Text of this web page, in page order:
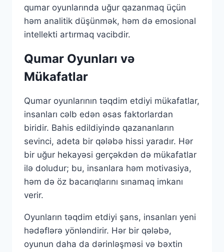
qumar oyunlarında uğur qazanmaq üçün
həm analitik düşünmək, həm də emosional
intellekti artırmaq vacibdir.
Qumar Oyunları və
Mükafatlar
Qumar oyunlarının təqdim etdiyi mükafatlar,
insanları cəlb edən əsas faktorlardan
biridir. Bahis edildiyində qazananların
sevinci, adeta bir qələbə hissi yaradır. Hər
bir uğur hekayəsi gerçəkdən də mükafatlar
ilə doludur; bu, insanlara həm motivasiya,
həm də öz bacarıqlarını sınamaq imkanı
verir.
Oyunların təqdim etdiyi şans, insanları yeni
hədəflərə yönləndirir. Hər bir qələbə,
oyunun daha da dərinləşməsi və bəxtin